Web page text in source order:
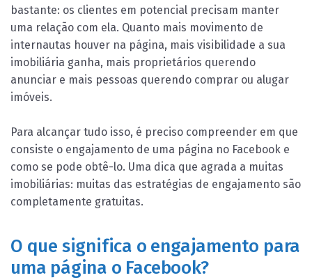
bastante: os clientes em potencial precisam manter
uma relação com ela. Quanto mais movimento de
internautas houver na página, mais visibilidade a sua
imobiliária ganha, mais proprietários querendo
anunciar e mais pessoas querendo comprar ou alugar
imóveis.
Para alcançar tudo isso, é preciso compreender em que
consiste o engajamento de uma página no Facebook e
como se pode obtê-lo. Uma dica que agrada a muitas
imobiliárias: muitas das estratégias de engajamento são
completamente gratuitas.
O que significa o engajamento para
uma página o Facebook?